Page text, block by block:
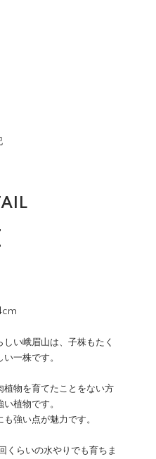
い峨眉山は、子株もたく
一株です。
植物を育てたことをない方
植物です。
強い点が魅力です。
くらいの水やりでも育ちま